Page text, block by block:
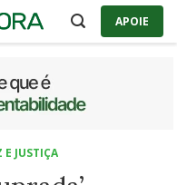
APOIE
E JUSTIÇA